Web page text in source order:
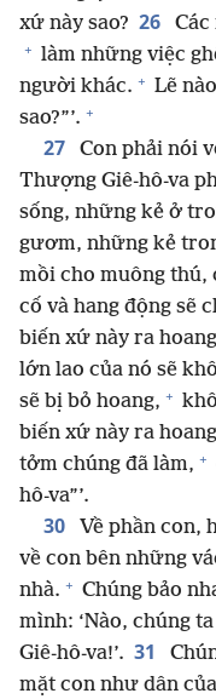
xứ này sao? 26
+ làm những việc
người khác. + Lẽ
sao?”’. +
27
Con phải nói
Thượng Giê-hô-va
sống, những kẻ ở
gươm, những kẻ
mồi cho muông
cố và hang động sẽ
biến xứ này ra
lớn lao của nó sẽ
sẽ bị bỏ hoang, +
biến xứ này ra
tởm chúng đã làm, +
hô-va”’.
30
Về phần con,
về con bên những
nhà. + Chúng bảo
mình: ‘Nào, chúng
Giê-hô-va!’. 31
mặt con như dân